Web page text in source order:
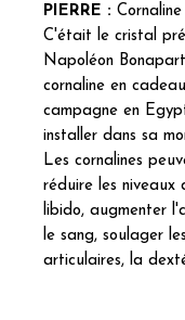
PIERRE : Cornaline
C'était le cristal
Napoléon
cornaline en
campagne en
installer dans sa
Les cornalines
réduire les niveaux
libido, augmenter
le sang, soulager
articulaires, la